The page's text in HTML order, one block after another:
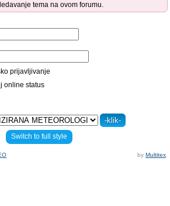
tema na ovom forumu.
prijavljivanje
online status
Switch to full style
by Multitex